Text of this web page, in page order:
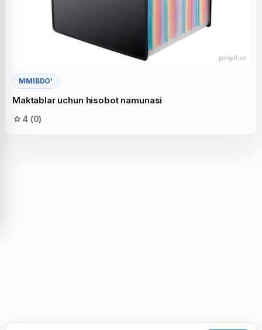
MMIBDO'
Maktablar uchun hisobot namunasi
4 (0)